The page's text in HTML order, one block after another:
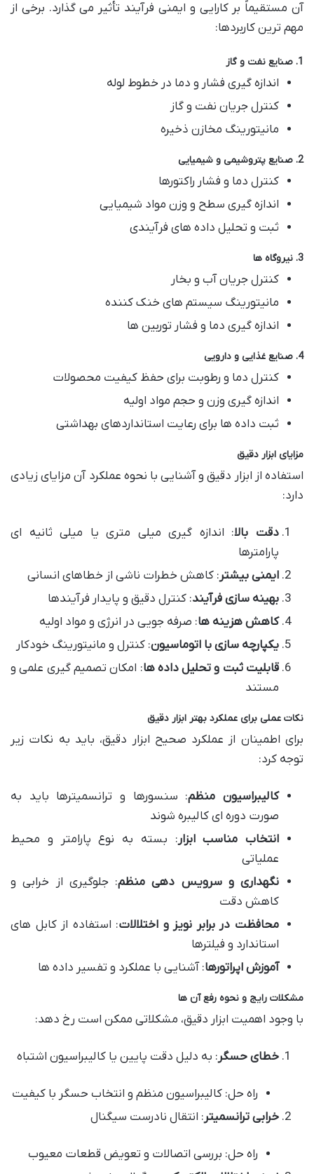
آن مستقیماً بر کارایی و ایمنی فرآیند تأثیر می گذارد. برخی از
مهم ترین کاربردها:
1. صنایع نفت و گاز
اندازه گیری فشار و دما در خطوط لوله
کنترل جریان نفت و گاز
مانیتورینگ مخازن ذخیره
2. صنایع پتروشیمی و شیمیایی
کنترل دما و فشار راکتورها
اندازه گیری سطح و وزن مواد شیمیایی
ثبت و تحلیل داده های فرآیندی
3. نیروگاه ها
کنترل جریان آب و بخار
مانیتورینگ سیستم های خنک کننده
اندازه گیری دما و فشار توربین ها
4. صنایع غذایی و دارویی
کنترل دما و رطوبت برای حفظ کیفیت محصولات
اندازه گیری وزن و حجم مواد اولیه
ثبت داده ها برای رعایت استانداردهای بهداشتی
مزایای ابزار دقیق
استفاده از ابزار دقیق و آشنایی با نحوه عملکرد آن مزایای زیادی
دارد:
دقت بالا: اندازه گیری میلی متری یا میلی ثانیه ای
پارامترها
ایمنی بیشتر: کاهش خطرات ناشی از خطاهای انسانی
بهینه سازی فرآیند: کنترل دقیق و پایدار فرآیندها
کاهش هزینه ها: صرفه جویی در انرژی و مواد اولیه
یکپارچه سازی با اتوماسیون: کنترل و مانیتورینگ خودکار
قابلیت ثبت و تحلیل داده ها: امکان تصمیم گیری علمی و
مستند
نکات عملی برای عملکرد بهتر ابزار دقیق
برای اطمینان از عملکرد صحیح ابزار دقیق، باید به نکات زیر
توجه کرد:
کالیبراسیون منظم: سنسورها و ترانسمیترها باید به
صورت دوره ای کالیبره شوند
انتخاب مناسب ابزار: بسته به نوع پارامتر و محیط
عملیاتی
نگهداری و سرویس دهی منظم: جلوگیری از خرابی و
کاهش دقت
محافظت در برابر نویز و اختلالات: استفاده از کابل های
استاندارد و فیلترها
آموزش اپراتورها: آشنایی با عملکرد و تفسیر داده ها
مشکلات رایج و نحوه رفع آن ها
با وجود اهمیت ابزار دقیق، مشکلاتی ممکن است رخ دهد:
خطای حسگر: به دلیل دقت پایین یا کالیبراسیون اشتباه
راه حل: کالیبراسیون منظم و انتخاب حسگر با کیفیت
خرابی ترانسمیتر: انتقال نادرست سیگنال
راه حل: بررسی اتصالات و تعویض قطعات معیوب